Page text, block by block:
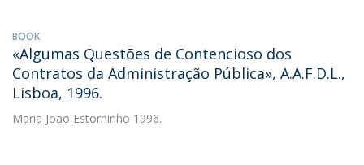
BOOK
«Algumas Questões de Contencioso dos
Contratos da Administração Pública», A.A.F.D.L.,
Lisboa, 1996.
Maria João Estorninho 1996.